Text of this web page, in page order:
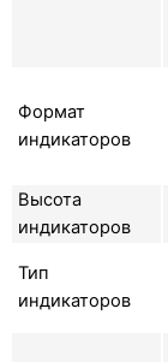
Формат
индикаторов
Высота
индикаторов
Тип
индикаторов